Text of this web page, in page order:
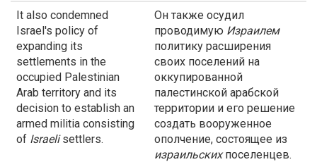
It also condemned
Israel's policy of
expanding its
settlements in the
occupied Palestinian
Arab territory and its
decision to establish an
armed militia consisting
of Israelisettlers.
Он также осудил
проводимую Израилем
политику расширения
своих поселений на
оккупированной
палестинской арабской
территории и его решение
создать вооруженное
ополчение, состоящее из
израильскихпоселенцев.